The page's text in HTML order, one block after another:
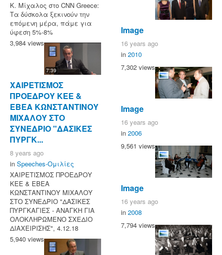
Κ. Μίχαλος στο CNN Greece:
Τα δύσκολα ξεκινούν την
επόμενη μέρα, πάμε για
ύφεση 5%-8%
3,984 views
7:39
ΧΑΙΡΕΤΙΣΜΟΣ
ΠΡΟΕΔΡΟΥ ΚΕΕ &
ΕΒΕΑ ΚΩΝΣΤΑΝΤΙΝΟΥ
ΜΙΧΑΛΟΥ ΣΤΟ
ΣΥΝΕΔΡΙΟ "ΔΑΣΙΚΕΣ
ΠΥΡΓΚ...
8 years ago
in Speeches-Ομιλίες
ΧΑΙΡΕΤΙΣΜΟΣ ΠΡΟΕΔΡΟΥ
ΚΕΕ & ΕΒΕΑ
ΚΩΝΣΤΑΝΤΙΝΟΥ ΜΙΧΑΛΟΥ
ΣΤΟ ΣΥΝΕΔΡΙΟ "ΔΑΣΙΚΕΣ
ΠΥΡΓΚΑΓΙΕΣ - ΑΝΑΓΚΗ ΓΙΑ
ΟΛΟΚΛΗΡΩΜΕΝΟ ΣΧΕΔΙΟ
ΔΙΑΧΕΙΡΙΣΗΣ", 4.12.18
5,940 views
Image
16 years ago
in 2010
7,302 views
Image
16 years ago
in 2006
9,561 views
Image
16 years ago
in 2008
7,794 views